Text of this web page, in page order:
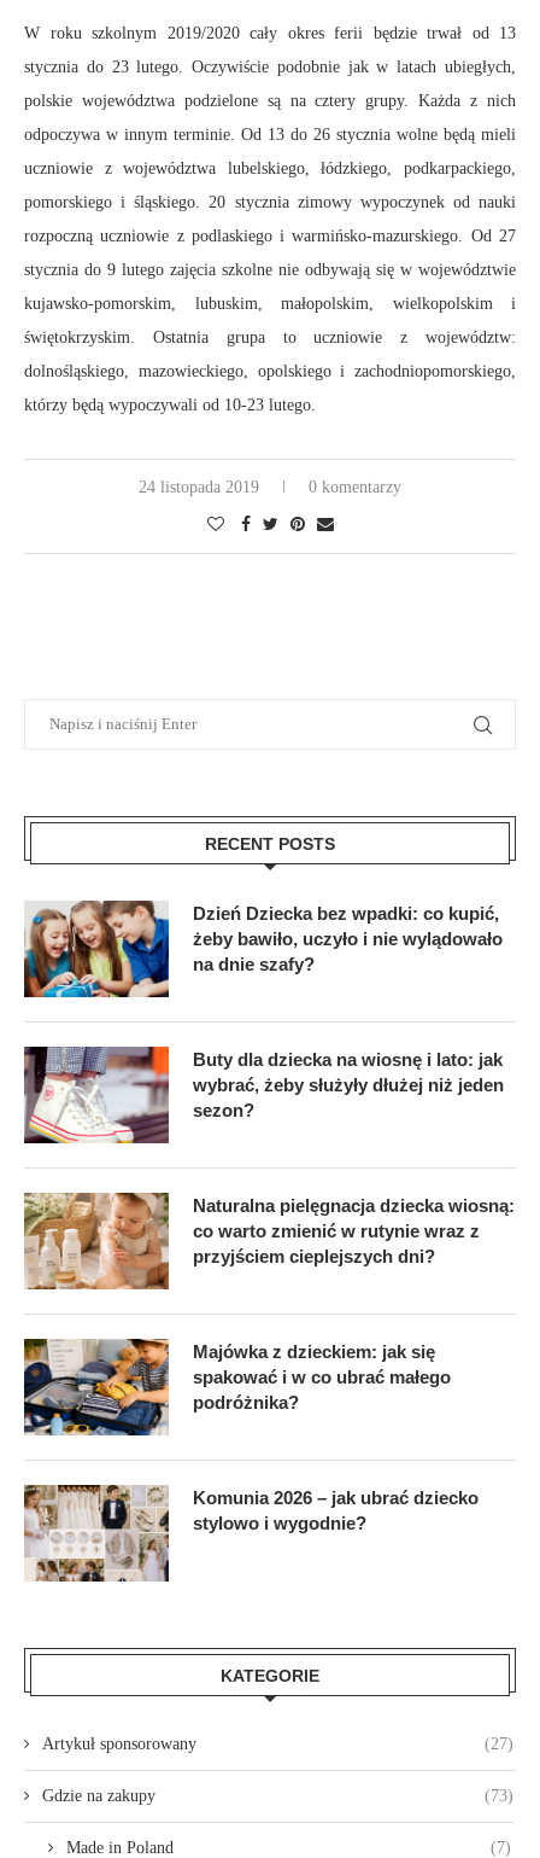
W roku szkolnym 2019/2020 cały okres ferii będzie trwał od 13
stycznia do 23 lutego. Oczywiście podobnie jak w latach ubiegłych,
polskie województwa podzielone są na cztery grupy. Każda z nich
odpoczywa w innym terminie. Od 13 do 26 stycznia wolne będą mieli
uczniowie z województwa lubelskiego, łódzkiego, podkarpackiego,
pomorskiego i śląskiego. 20 stycznia zimowy wypoczynek od nauki
rozpoczną uczniowie z podlaskiego i warmińsko-mazurskiego. Od 27
stycznia do 9 lutego zajęcia szkolne nie odbywają się w województwie
kujawsko-pomorskim, lubuskim, małopolskim, wielkopolskim i
świętokrzyskim. Ostatnia grupa to uczniowie z województw:
dolnośląskiego, mazowieckiego, opolskiego i zachodniopomorskiego,
którzy będą wypoczywali od 10-23 lutego.
24 listopada 2019 0 komentarzy
RECENT POSTS
Dzień Dziecka bez wpadki: co kupić,
żeby bawiło, uczyło i nie wylądowało
na dnie szafy?
Buty dla dziecka na wiosnę i lato: jak
wybrać, żeby służyły dłużej niż jeden
sezon?
Naturalna pielęgnacja dziecka wiosną:
co warto zmienić w rutynie wraz z
przyjściem cieplejszych dni?
Majówka z dzieckiem: jak się
spakować i w co ubrać małego
podróżnika?
Komunia 2026 – jak ubrać dziecko
stylowo i wygodnie?
KATEGORIE
Artykuł sponsorowany (27)
Gdzie na zakupy (73)
Made in Poland (7)